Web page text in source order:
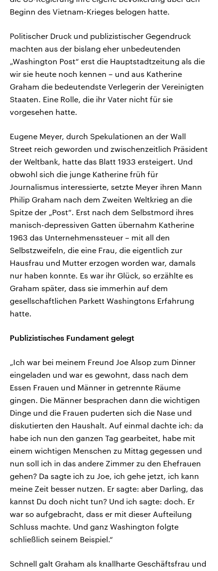
Beginn des Vietnam-Krieges belogen hatte.
Politischer Druck und publizistischer Gegendruck
machten aus der bislang eher unbedeutenden
„Washington Post“ erst die Hauptstadtzeitung als die
wir sie heute noch kennen – und aus Katherine
Graham die bedeutendste Verlegerin der Vereinigten
Staaten. Eine Rolle, die ihr Vater nicht für sie
vorgesehen hatte.
Eugene Meyer, durch Spekulationen an der Wall
Street reich geworden und zwischenzeitlich Präsident
der Weltbank, hatte das Blatt 1933 ersteigert. Und
obwohl sich die junge Katherine früh für
Journalismus interessierte, setzte Meyer ihren Mann
Philip Graham nach dem Zweiten Weltkrieg an die
Spitze der „Post“. Erst nach dem Selbstmord ihres
manisch-depressiven Gatten übernahm Katherine
1963 das Unternehmenssteuer – mit all den
Selbstzweifeln, die eine Frau, die eigentlich zur
Hausfrau und Mutter erzogen worden war, damals
nur haben konnte. Es war ihr Glück, so erzählte es
Graham später, dass sie immerhin auf dem
gesellschaftlichen Parkett Washingtons Erfahrung
hatte.
Publizistisches Fundament gelegt
„Ich war bei meinem Freund Joe Alsop zum Dinner
eingeladen und war es gewohnt, dass nach dem
Essen Frauen und Männer in getrennte Räume
gingen. Die Männer besprachen dann die wichtigen
Dinge und die Frauen puderten sich die Nase und
diskutierten den Haushalt. Auf einmal dachte ich: da
habe ich nun den ganzen Tag gearbeitet, habe mit
einem wichtigen Menschen zu Mittag gegessen und
nun soll ich in das andere Zimmer zu den Ehefrauen
gehen? Da sagte ich zu Joe, ich gehe jetzt, ich kann
meine Zeit besser nutzen. Er sagte: aber Darling, das
kannst Du doch nicht tun? Und ich sagte: doch. Er
war so aufgebracht, dass er mit dieser Aufteilung
Schluss machte. Und ganz Washington folgte
schließlich seinem Beispiel.“
Schnell galt Graham als knallharte Geschäftsfrau und